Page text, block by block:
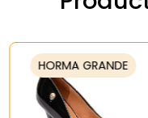
HORMA GRANDE